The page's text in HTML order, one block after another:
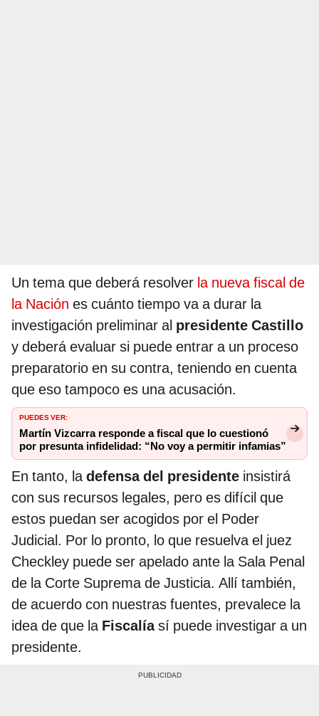
Un tema que deberá resolver la nueva fiscal de
la Nación es cuánto tiempo va a durar la
investigación preliminar al presidente Castillo
y deberá evaluar si puede entrar a un proceso
preparatorio en su contra, teniendo en cuenta
que eso tampoco es una acusación.
PUEDES VER:
Martín Vizcarra responde a fiscal que lo cuestionó
por presunta infidelidad: “No voy a permitir infamias”
En tanto, ladefensa del presidente insistirá
con sus recursos legales, pero es difícil que
estos puedan ser acogidos por el Poder
Judicial. Por lo pronto, lo que resuelva el juez
Checkley puede ser apelado ante la Sala Penal
de la Corte Suprema de Justicia. Allí también,
de acuerdo con nuestras fuentes, prevalece la
idea de que la Fiscalíasí puede investigar a un
presidente.